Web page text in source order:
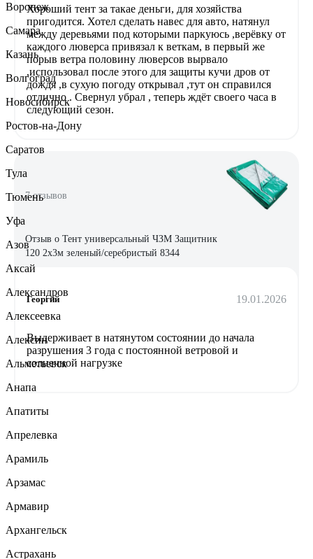
Хороший тент за такае деньги, для хозяйства
пригодится. Хотел сделать навес для авто, натянул
между деревьями под которыми паркуюсь ,верёвку от
каждого люверса привязал к веткам, в первый же
порыв ветра половину люверсов вырвало
,использовал после этого для защиты кучи дров от
дождя ,в сухую погоду открывал ,тут он справился
отлично . Свернул убрал , теперь ждёт своего часа в
следующий сезон.
7 отзывов
Отзыв о Тент универсальный ЧЗМ Защитник
120 2х3м зеленый/серебристый 8344
Георгий 19.01.2026
Выдерживает в натянутом состоянии до начала
разрушения 3 года с постоянной ветровой и
солнечной нагрузке
Воронеж
Самара
Казань
Волгоград
Новосибирск
Ростов-на-Дону
Саратов
Тула
Тюмень
Уфа
Азов
Аксай
Александров
Алексеевка
Алексин
Альметьевск
Анапа
Апатиты
Апрелевка
Арамиль
Арзамас
Армавир
Архангельск
Астрахань